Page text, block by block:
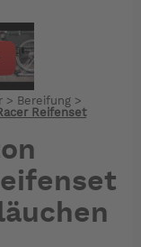
> Bereifung >
Reifenset